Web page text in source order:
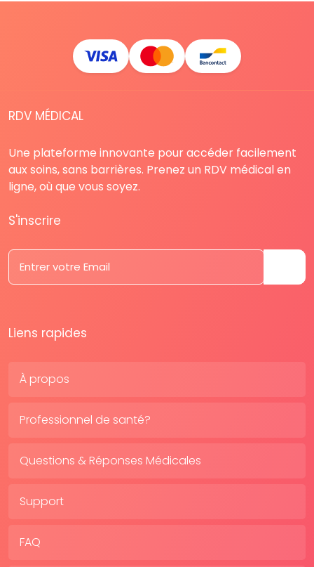
RDV MÉDICAL
Une plateforme innovante pour accéder facilement
aux soins, sans barrières. Prenez un RDV médical en
ligne, où que vous soyez.
S'inscrire
Liens rapides
À propos
Professionnel de santé?
Questions & Réponses Médicales
Support
FAQ